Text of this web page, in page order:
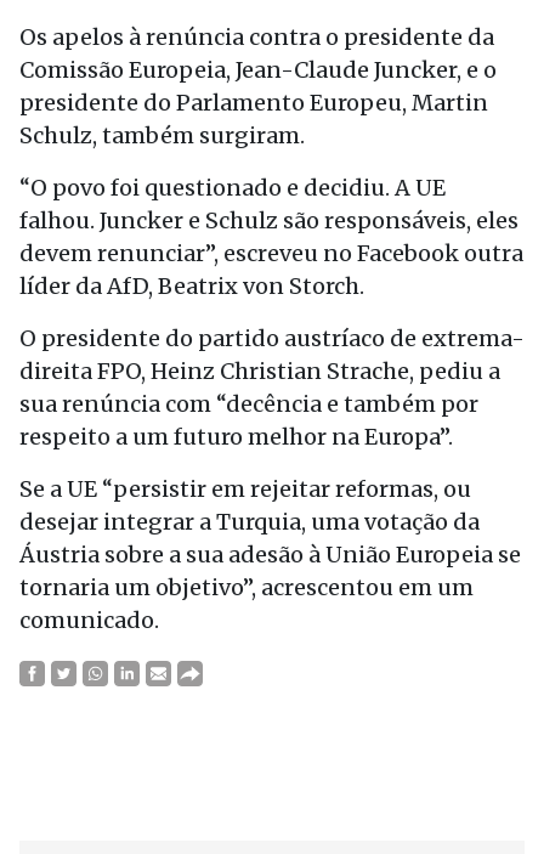
Os apelos à renúncia contra o presidente da
Comissão Europeia, Jean-Claude Juncker, e o
presidente do Parlamento Europeu, Martin
Schulz, também surgiram.
“O povo foi questionado e decidiu. A UE
falhou. Juncker e Schulz são responsáveis, eles
devem renunciar”, escreveu no Facebook outra
líder da AfD, Beatrix von Storch.
O presidente do partido austríaco de extrema-
direita FPO, Heinz Christian Strache, pediu a
sua renúncia com “decência e também por
respeito a um futuro melhor na Europa”.
Se a UE “persistir em rejeitar reformas, ou
desejar integrar a Turquia, uma votação da
Áustria sobre a sua adesão à União Europeia se
tornaria um objetivo”, acrescentou em um
comunicado.